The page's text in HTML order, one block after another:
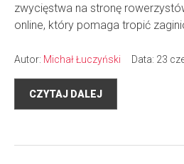
zwycięstwa na stronę
online, który pomaga tropić
Autor: Michał Łuczyński Data: 23
CZYTAJ DALEJ